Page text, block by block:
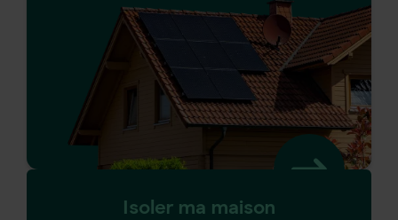
Isoler ma maison